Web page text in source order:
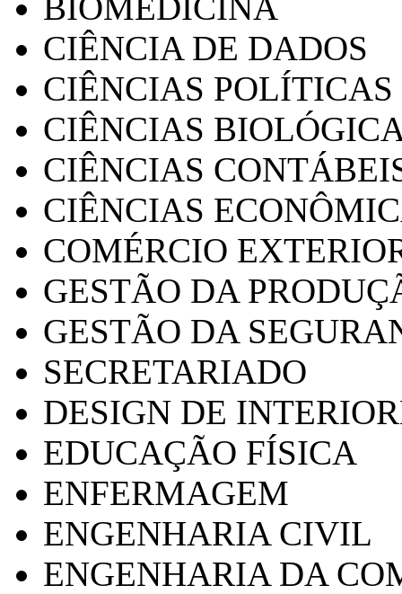
CIÊNCIA DE DADOS
CIÊNCIAS POLÍTICAS
CIÊNCIAS
CIÊNCIAS
CIÊNCIAS
COMÉRCIO
GESTÃO DA
GESTÃO DA
SECRETARIADO
DESIGN DE
EDUCAÇÃO FÍSICA
ENFERMAGEM
ENGENHARIA CIVIL
ENGENHARIA DA